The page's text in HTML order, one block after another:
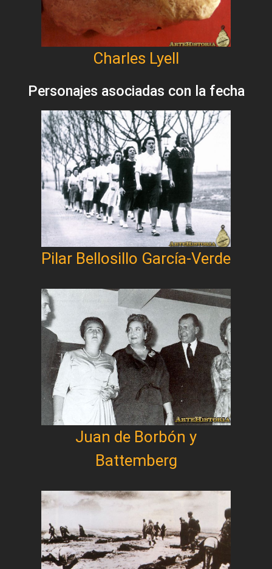
Charles Lyell
Personajes asociadas con la fecha
Pilar Bellosillo García-Verde
Juan de Borbón y
Battemberg